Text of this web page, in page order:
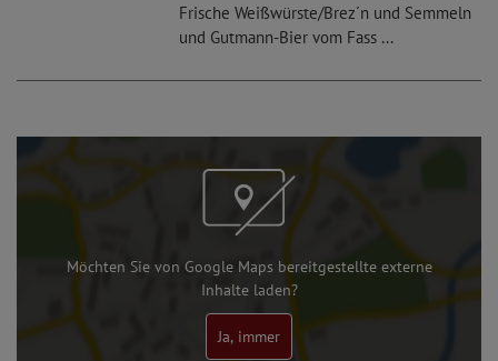
Frische Weißwürste/Brez´n und Semmeln
und Gutmann-Bier vom Fass ...
Möchten Sie von Google Maps bereitgestellte externe
Inhalte laden?
Ja, immer